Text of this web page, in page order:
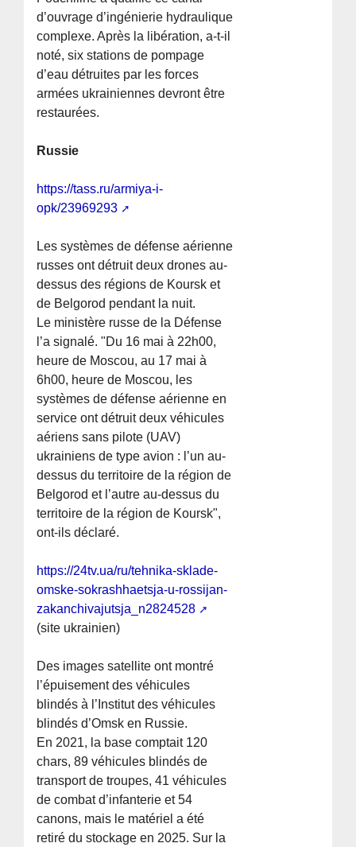
d’ouvrage d’ingénierie hydraulique
complexe. Après la libération, a-t-il
noté, six stations de pompage
d’eau détruites par les forces
armées ukrainiennes devront être
restaurées.
Russie
https://tass.ru/armiya-i-
opk/23969293
Les systèmes de défense aérienne
russes ont détruit deux drones au-
dessus des régions de Koursk et
de Belgorod pendant la nuit.
Le ministère russe de la Défense
l’a signalé. "Du 16 mai à 22h00,
heure de Moscou, au 17 mai à
6h00, heure de Moscou, les
systèmes de défense aérienne en
service ont détruit deux véhicules
aériens sans pilote (UAV)
ukrainiens de type avion : l’un au-
dessus du territoire de la région de
Belgorod et l’autre au-dessus du
territoire de la région de Koursk",
ont-ils déclaré.
https://24tv.ua/ru/tehnika-sklade-
omske-sokrashhaetsja-u-rossijan-
zakanchivajutsja_n2824528
(site ukrainien)
Des images satellite ont montré
l’épuisement des véhicules
blindés à l’Institut des véhicules
blindés d’Omsk en Russie.
En 2021, la base comptait 120
chars, 89 véhicules blindés de
transport de troupes, 41 véhicules
de combat d’infanterie et 54
canons, mais le matériel a été
retiré du stockage en 2025. Sur la